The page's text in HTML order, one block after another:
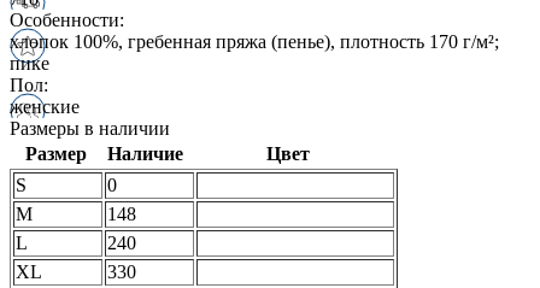
Особенности:
хлопок 100%, гребенная пряжа (пенье), плотность 170 г/м²;
пике
Пол:
женские
Размеры в наличии
Размер
Наличие
Цвет
S
0
M
148
L
240
XL
330